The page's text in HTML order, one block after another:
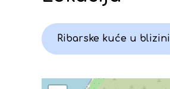
Ribarske kuće u blizini